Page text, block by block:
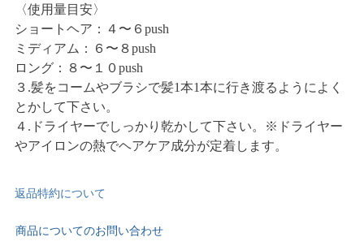
〈使用量目安〉
ショートヘア：４〜６push
ミディアム：６〜８push
ロング：８〜１０push
３.髪をコームやブラシで髪1本1本に行き渡るようによく
とかして下さい。
４.ドライヤーでしっかり乾かして下さい。※ドライヤー
やアイロンの熱でヘアケア成分が定着します。
返品特約について
商品についてのお問い合わせ